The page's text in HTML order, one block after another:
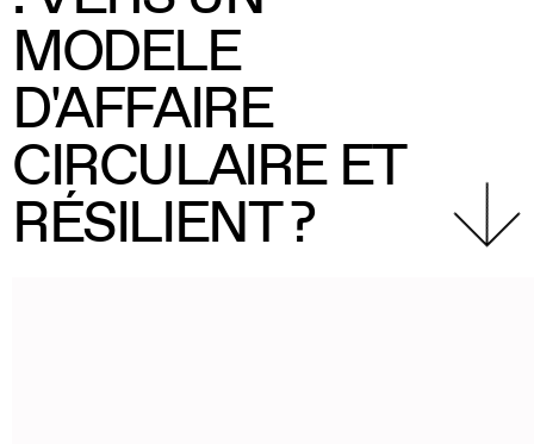
MODELE
D'AFFAIRE
CIRCULAIRE ET
RÉSILIENT ?